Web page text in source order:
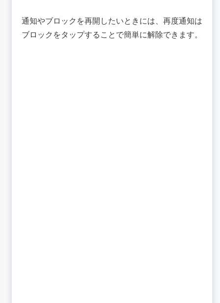
通知やブロックを再開したいときには、再度通知は
ブロックをタップすることで簡単に解除できます。